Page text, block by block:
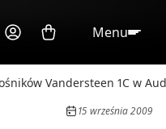
Menu
Vandersteen 1C w
15 września 2009